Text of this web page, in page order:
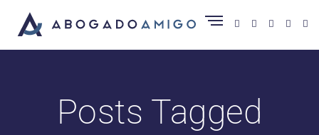
Posts Tagged